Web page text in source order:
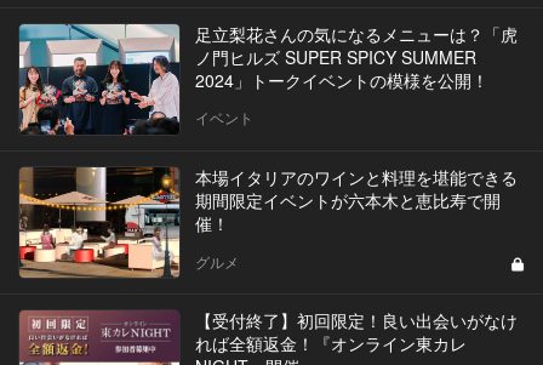
足立梨花さんの気になるメニューは？「虎
ノ門ヒルズ SUPER SPICY SUMMER
2024」トークイベントの模様を公開！
イベント
本場イタリアのワインと料理を堪能できる
期間限定イベントが六本木と恵比寿で開
催！
グルメ
【受付終了】初回限定！良い出会いがなけ
れば全額返金！『オンライン東カレ